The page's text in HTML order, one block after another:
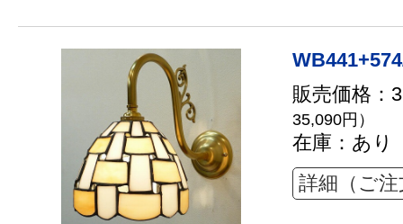
販売価格：
35,090円）
在庫：あり
詳細（ご